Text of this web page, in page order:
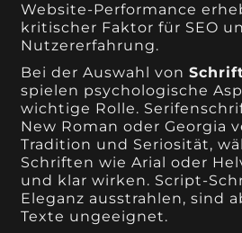
Website-Performance
kritischer Faktor für SEO
Nutzererfahrung.
Bei der Auswahl von
spielen psychologische
wichtige Rolle.
New Roman oder Georgia
Tradition und Seriosität,
Schriften wie Arial oder
und klar wirken. Script-
Eleganz ausstrahlen, sind
Texte ungeeignet.